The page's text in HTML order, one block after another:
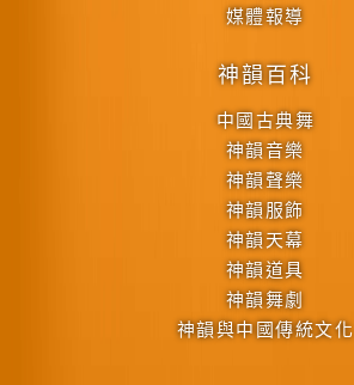
媒體報導
神韻百科
中國古典舞
神韻音樂
神韻聲樂
神韻服飾
神韻天幕
神韻道具
神韻舞劇
神韻與中國傳統文化